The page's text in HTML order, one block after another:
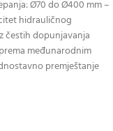
Ø70 do Ø400 mm –
hidrauličnog
čestih dopunjavanja
međunarodnim
premještanje